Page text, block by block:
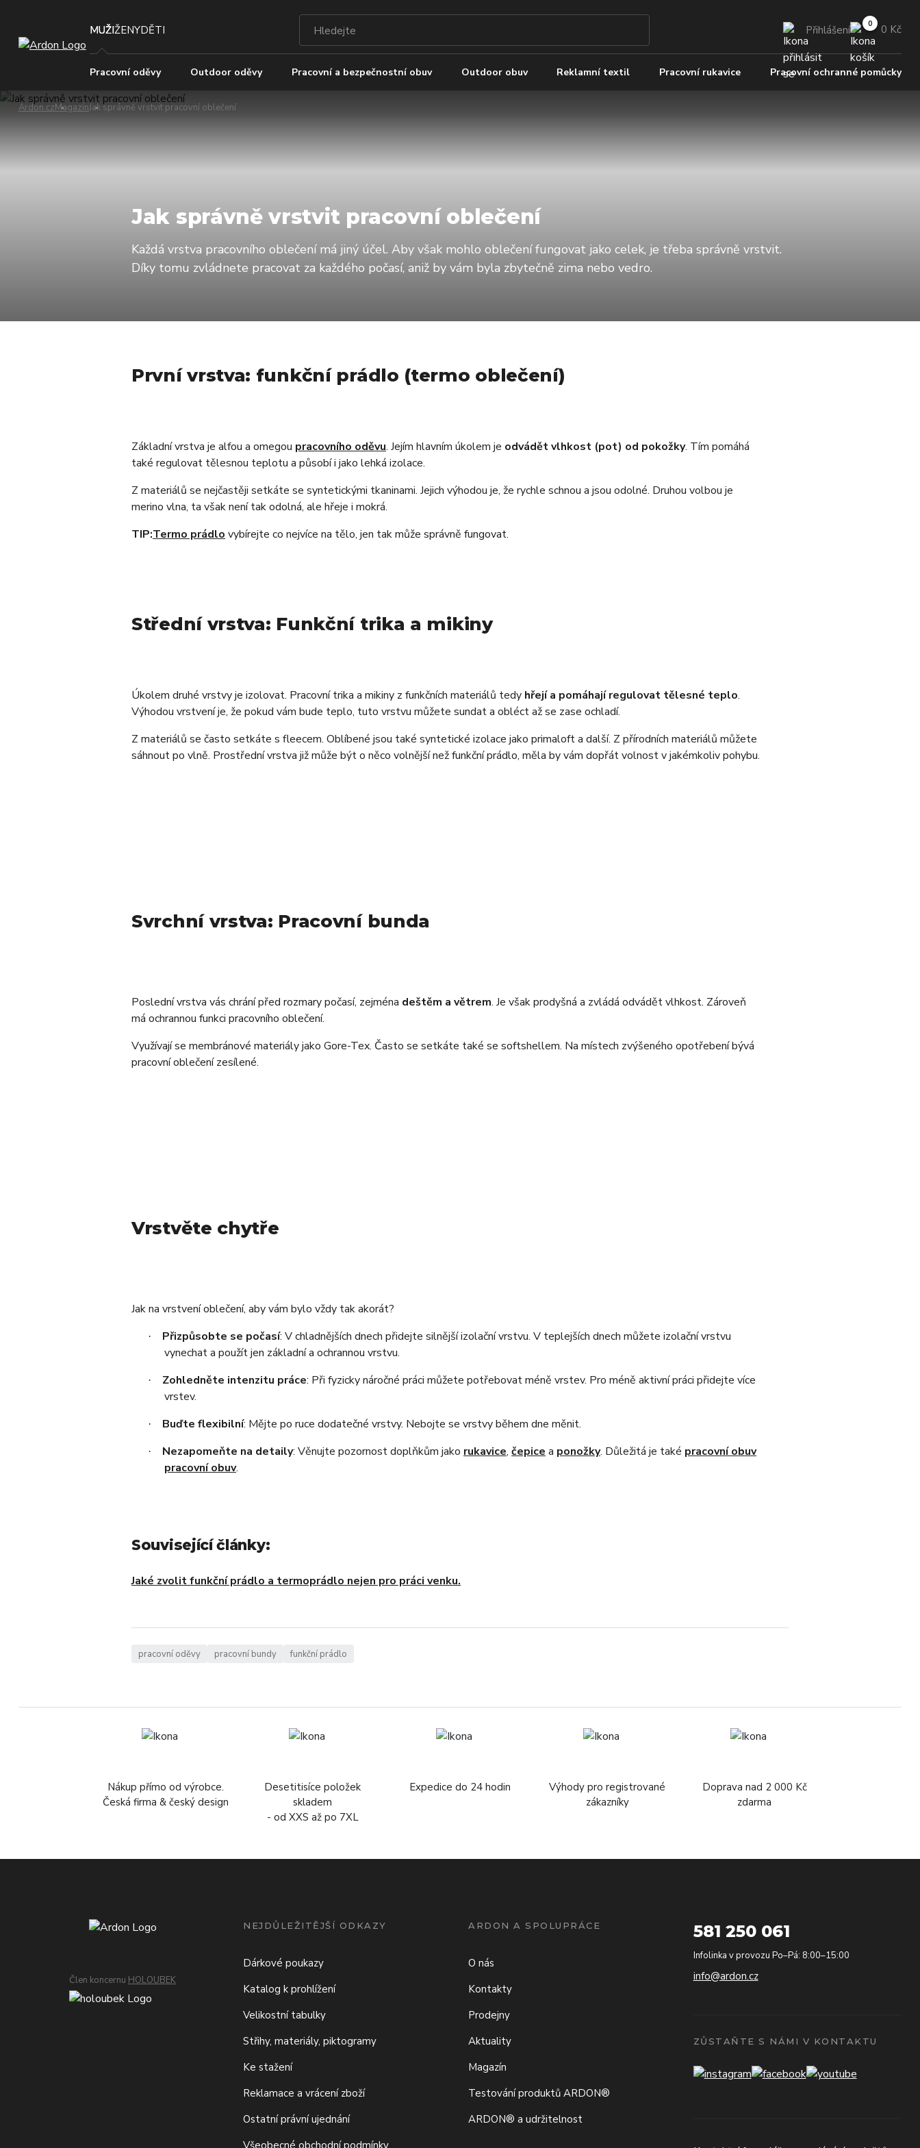
MUŽIŽENYDĚTI Přihlášení 0 Kč
Pracovní oděvy Outdoor oděvy Pracovní a bezpečnostní obuv Outdoor obuv Reklamní textil Pracovní rukavice Pracovní ochranné pomůcky
Ardon.czMagazínJak správně vrstvit pracovní oblečení
Jak správně vrstvit pracovní oblečení
Každá vrstva pracovního oblečení má jiný účel. Aby však mohlo oblečení fungovat jako celek, je třeba správně vrstvit.
Díky tomu zvládnete pracovat za každého počasí, aniž by vám byla zbytečně zima nebo vedro.
První vrstva: funkční prádlo (termo oblečení)
Základní vrstva je alfou a omegou pracovního oděvu. Jejím hlavním úkolem je odvádět vlhkost (pot) od pokožky. Tím pomáhá
také regulovat tělesnou teplotu a působí i jako lehká izolace.
Z materiálů se nejčastěji setkáte se syntetickými tkaninami. Jejich výhodou je, že rychle schnou a jsou odolné. Druhou volbou je
merino vlna, ta však není tak odolná, ale hřeje i mokrá.
TIP:Termo prádlo vybírejte co nejvíce na tělo, jen tak může správně fungovat.
Střední vrstva: Funkční trika a mikiny
Úkolem druhé vrstvy je izolovat. Pracovní trika a mikiny z funkčních materiálů tedy hřejí a pomáhají regulovat tělesné teplo.
Výhodou vrstvení je, že pokud vám bude teplo, tuto vrstvu můžete sundat a obléct až se zase ochladí.
Z materiálů se často setkáte s fleecem. Oblíbené jsou také syntetické izolace jako primaloft a další. Z přírodních materiálů můžete
sáhnout po vlně. Prostřední vrstva již může být o něco volnější než funkční prádlo, měla by vám dopřát volnost v jakémkoliv pohybu.
Svrchní vrstva: Pracovní bunda
Poslední vrstva vás chrání před rozmary počasí, zejména deštěm a větrem. Je však prodyšná a zvládá odvádět vlhkost. Zároveň
má ochrannou funkci pracovního oblečení.
Využívají se membránové materiály jako Gore-Tex. Často se setkáte také se softshellem. Na místech zvýšeného opotřebení bývá
pracovní oblečení zesílené.
Vrstvěte chytře
Jak na vrstvení oblečení, aby vám bylo vždy tak akorát?
· Přizpůsobte se počasí: V chladnějších dnech přidejte silnější izolační vrstvu. V teplejších dnech můžete izolační vrstvu
vynechat a použít jen základní a ochrannou vrstvu.
· Zohledněte intenzitu práce: Při fyzicky náročné práci můžete potřebovat méně vrstev. Pro méně aktivní práci přidejte více
vrstev.
· Buďte flexibilní: Mějte po ruce dodatečné vrstvy. Nebojte se vrstvy během dne měnit.
· Nezapomeňte na detaily: Věnujte pozornost doplňkům jako rukavice, čepice a ponožky. Důležitá je také pracovní obuv
pracovní obuv.
Související články:
Jaké zvolit funkční prádlo a termoprádlo nejen pro práci venku.
pracovní oděvy pracovní bundy funkční prádlo
Nákup přímo od výrobce.
Česká firma & český design
Desetitisíce položek
skladem
- od XXS až po 7XL
Expedice do 24 hodin
Výhody pro registrované
zákazníky
Doprava nad 2 000 Kč
zdarma
Člen koncernu HOLOUBEK
NEJDŮLEŽITĚJŠÍ ODKAZY
Dárkové poukazy
Katalog k prohlížení
Velikostní tabulky
Střihy, materiály, piktogramy
Ke stažení
Reklamace a vrácení zboží
Ostatní právní ujednání
Všeobecné obchodní podmínky
ARDON A SPOLUPRÁCE
O nás
Kontakty
Prodejny
Aktuality
Magazín
Testování produktů ARDON®
ARDON® a udržitelnost
581 250 061
Infolinka v provozu Po–Pá: 8:00–15:00
info@ardon.cz
ZŮSTAŇTE S NÁMI V KONTAKTU